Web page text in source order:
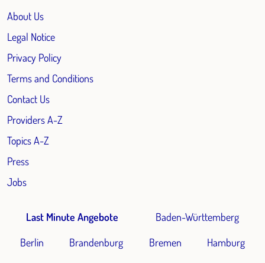
About Us
Legal Notice
Privacy Policy
Terms and Conditions
Contact Us
Providers A-Z
Topics A-Z
Press
Jobs
Last Minute Angebote
Baden-Württemberg
Berlin
Brandenburg Bremen
Hamburg